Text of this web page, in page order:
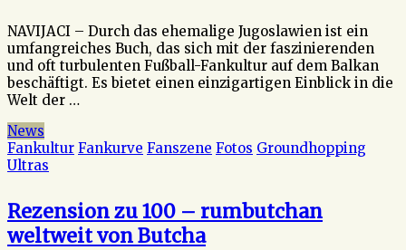
NAVIJACI – Durch das ehemalige Jugoslawien ist ein
umfangreiches Buch, das sich mit der faszinierenden
und oft turbulenten Fußball-Fankultur auf dem Balkan
beschäftigt. Es bietet einen einzigartigen Einblick in die
Welt der …
News
Fankultur Fankurve Fanszene Fotos Groundhopping
Ultras
Rezension zu 100 – rumbutchan
weltweit von Butcha